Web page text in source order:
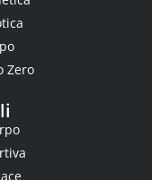
Zero